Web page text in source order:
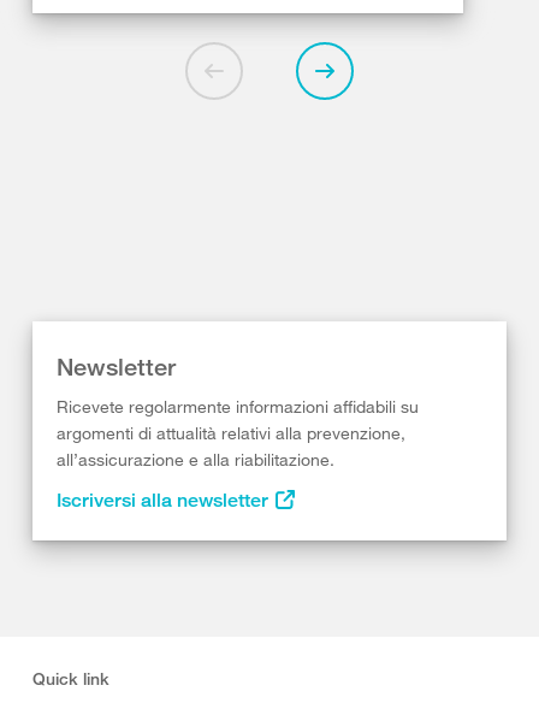
Newsletter
Ricevete regolarmente informazioni affidabili su
argomenti di attualità relativi alla prevenzione,
all’assicurazione e alla riabilitazione.
Iscriversi alla newsletter
Quick link